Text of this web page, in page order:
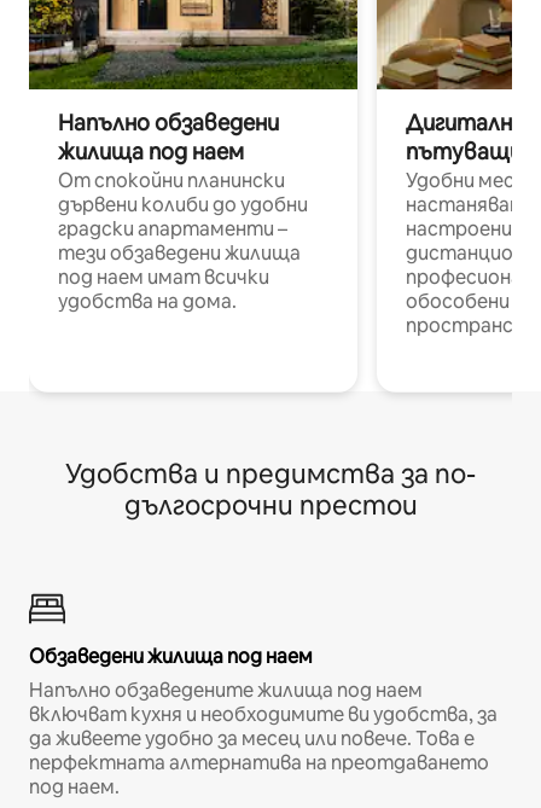
Напълно обзаведени
жилища под наем
От спокойни планински
дървени колиби до удобни
градски апартаменти –
тези обзаведени жилища
под наем имат всички
удобства на дома.
Дигитални
пътуващи
Удобни
настаняване
настроени и
обособени
Удобства и предимства за по-
дългосрочни престои
Обзаведени жилища под наем
Напълно обзаведените жилища под наем
включват кухня и необходимите ви удобства, за
да живеете удобно за месец или повече. Това е
перфектната алтернатива на преотдаването
под наем.